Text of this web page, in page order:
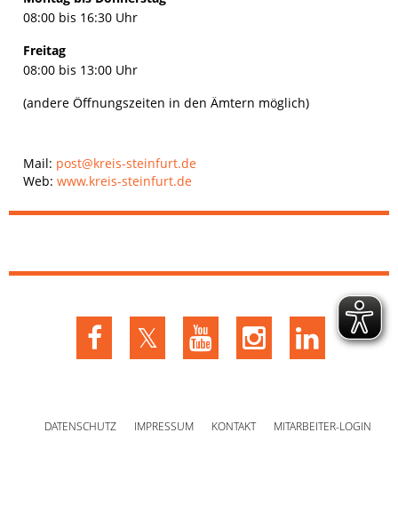
08:00 bis 16:30 Uhr
Freitag
08:00 bis 13:00 Uhr
(andere Öffnungszeiten in den Ämtern möglich)
Mail: post@kreis-steinfurt.de
Web: www.kreis-steinfurt.de
DATENSCHUTZ IMPRESSUM KONTAKT MITARBEITER-LOGIN